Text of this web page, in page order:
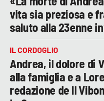
vita sia preziosa e
saluto alla 23enne
IL CORDOGLIO
Andrea, il dolore di
alla famiglia e a
redazione de Il